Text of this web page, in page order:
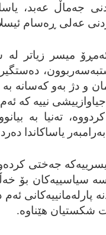
جه‌ماڵ عه‌بد،
عه‌لی ڕه‌سام
میسر زیاتر له‌
و دژ به‌و که‌سانه‌
جیاوازییشی نییه‌ که‌
ته‌نیا به‌
یاساکاندا
جه‌ختی
سیاسییه‌کان بۆ
پارله‌مانییه‌کانی
شکستیان هێناوه‌.